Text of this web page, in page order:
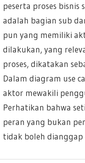
peserta proses bisnis
adalah bagian sub
pun yang memiliki
dilakukan, yang
proses, dikatakan
Dalam diagram use
aktor mewakili
Perhatikan bahwa
peran yang bukan
tidak boleh dianggap